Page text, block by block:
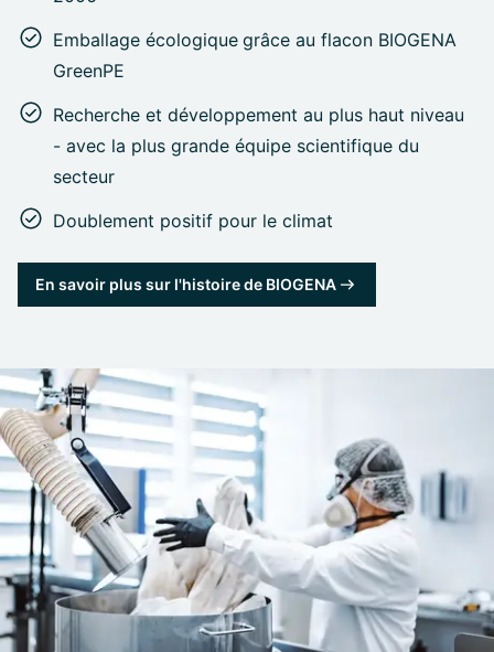
Emballage écologique grâce au flacon BIOGENA
GreenPE
Recherche et développement au plus haut niveau
- avec la plus grande équipe scientifique du
secteur
Doublement positif pour le climat
En savoir plus sur l'histoire de BIOGENA